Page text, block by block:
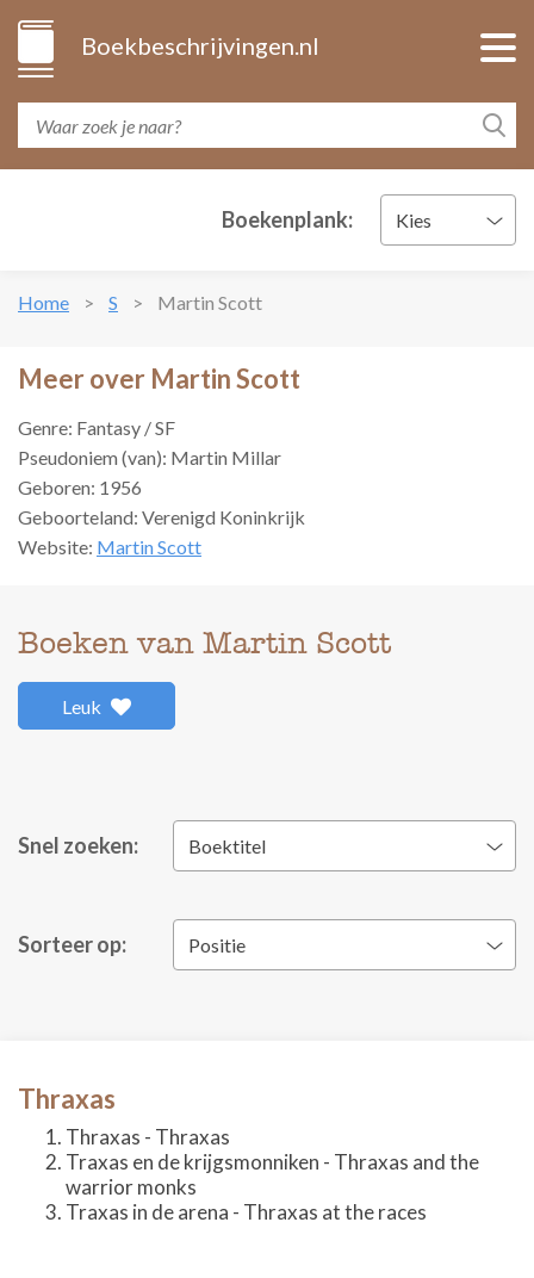
Boekbeschrijvingen.nl
Boekenplank: Kies
Home S Martin Scott
Meer over Martin Scott
Genre: Fantasy / SF
Pseudoniem (van): Martin Millar
Geboren: 1956
Geboorteland: Verenigd Koninkrijk
Website: Martin Scott
Boeken van Martin Scott
Leuk
Snel zoeken: Boektitel
Sorteer op: Positie
Thraxas
Thraxas - Thraxas
Traxas en de krijgsmonniken - Thraxas and the
warrior monks
Traxas in de arena - Thraxas at the races